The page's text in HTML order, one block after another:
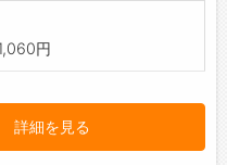
相談ください。
円
詳細を見る